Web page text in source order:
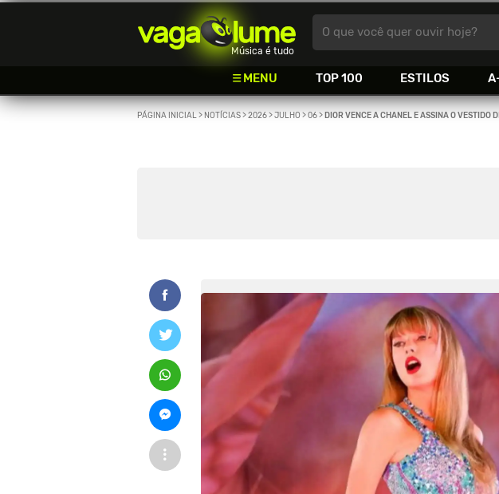
Vagalume
Música é tudo
MENU TOP 100 ESTILOS
O que você quer ouvir hoje?
PÁGINA INICIAL> NOTÍCIAS>2026>JULHO>06> DIOR VENCE A CHANEL E ASSINA O VESTIDO